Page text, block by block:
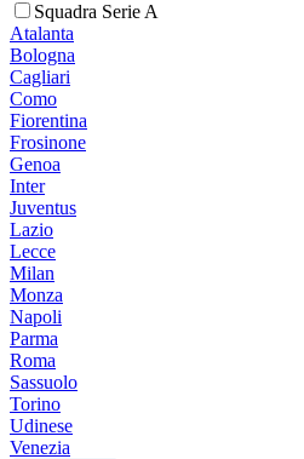
Squadra Serie A
Atalanta
Bologna
Cagliari
Como
Fiorentina
Frosinone
Genoa
Inter
Juventus
Lazio
Lecce
Milan
Monza
Napoli
Parma
Roma
Sassuolo
Torino
Udinese
Venezia